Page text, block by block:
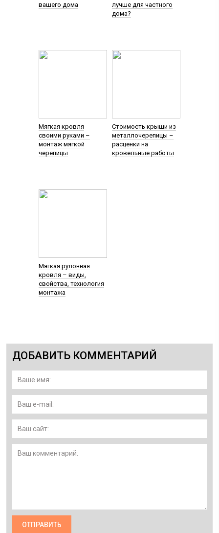
вашего дома
лучше для частного
дома?
Мягкая кровля
своими руками –
монтаж мягкой
черепицы
Стоимость крыши из
металлочерепицы –
расценки на
кровельные работы
Мягкая рулонная
кровля – виды,
свойства, технология
монтажа
ДОБАВИТЬ КОММЕНТАРИЙ